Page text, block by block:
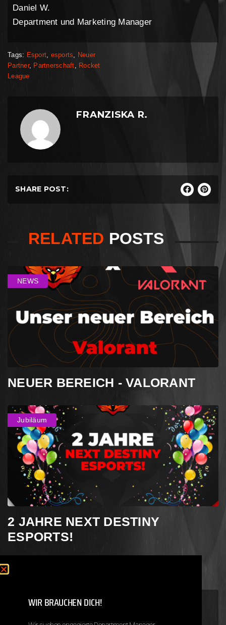
Daniel W.
Department und Marketing Manager
Tags: Esport, esports, Neuer
Partner, Partnerschaft, Rocket
League
FRANZISKA R.
SHARE POST:
RELATED POSTS
NEWS
NEUER BEREICH - VALORANT
Jubiläum
2 JAHRE NEXT DESTINY
ESPORTS!
https://twitter.com/eSportsNDe
WIR BRAUCHEN DICH!